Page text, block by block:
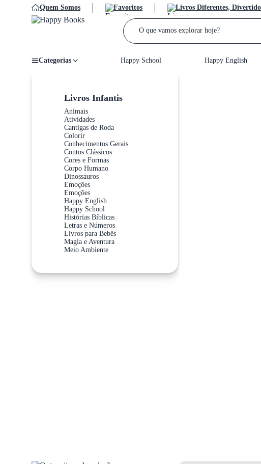
Quem Somos Favoritos Livros Diferentes,
Categorias
Livros Infantis
Animais
Atividades
Cantigas de Roda
Colorir
Conhecimentos Gerais
Contos Clássicos
Cores e Formas
Corpo Humano
Dinossauros
Emoções
Emoções
Happy English
Happy School
Histórias Bíblicas
Letras e Números
Livros para Bebês
Magia e Aventura
Meio Ambiente
Sistema Solar
Happy School Happy English